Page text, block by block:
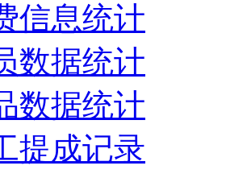
信息统计
数据统计
数据统计
提成记录